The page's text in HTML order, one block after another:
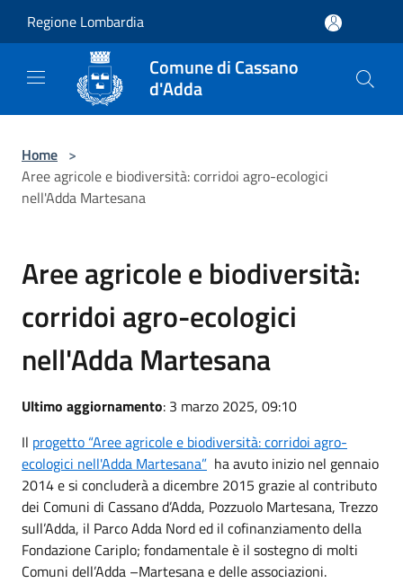
Regione Lombardia
Comune di Cassano
d'Adda
Home >
Aree agricole e biodiversità: corridoi agro-ecologici
nell'Adda Martesana
Aree agricole e biodiversità:
corridoi agro-ecologici
nell'Adda Martesana
Ultimo aggiornamento: 3 marzo 2025, 09:10
Il progetto “Aree agricole e biodiversità: corridoi agro-
ecologici nell'Adda Martesana” ha avuto inizio nel gennaio
2014 e si concluderà a dicembre 2015 grazie al contributo
dei Comuni di Cassano d’Adda, Pozzuolo Martesana, Trezzo
sull’Adda, il Parco Adda Nord ed il cofinanziamento della
Fondazione Cariplo; fondamentale è il sostegno di molti
Comuni dell’Adda –Martesana e delle associazioni.